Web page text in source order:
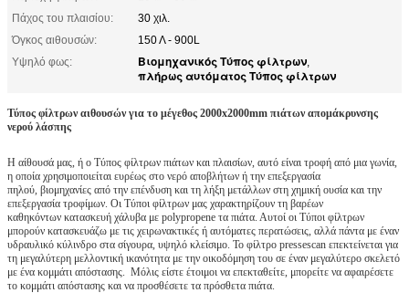
Πάχος του πλαισίου:
30 χιλ.
Όγκος αιθουσών:
150 Λ - 900L
Υψηλό φως:
Βιομηχανικός Τύπος φίλτρων,
πλήρως αυτόματος Τύπος φίλτρων
Τύπος φίλτρων αιθουσών για το μέγεθος 2000x2000mm πιάτων απομάκρυνσης
νερού λάσπης
Η αίθουσά μας, ή ο Τύπος φίλτρων πιάτων και πλαισίων, αυτό είναι τροφή από μια γωνία,
η οποία χρησιμοποιείται ευρέως στο νερό αποβλήτων ή την επεξεργασία
πηλού, βιομηχανίες από την επένδυση και τη λήξη μετάλλων στη χημική ουσία και την
επεξεργασία τροφίμων. Οι Τύποι φίλτρων μας χαρακτηρίζουν τη βαρέων
καθηκόντων κατασκευή χάλυβα με polypropene τα πιάτα. Αυτοί οι Τύποι φίλτρων
μπορούν κατασκευάζω με τις χειρωνακτικές ή αυτόματες περατώσεις, αλλά πάντα με έναν
υδραυλικό κύλινδρο στα σίγουρα, υψηλό κλείσιμο. Το φίλτρο pressescan επεκτείνεται για
τη μεγαλύτερη μελλοντική ικανότητα με την οικοδόμηση του σε έναν μεγαλύτερο σκελετό
με ένα κομμάτι απόστασης. Μόλις είστε έτοιμοι να επεκταθείτε, μπορείτε να αφαιρέσετε
το κομμάτι απόστασης και να προσθέσετε τα πρόσθετα πιάτα.